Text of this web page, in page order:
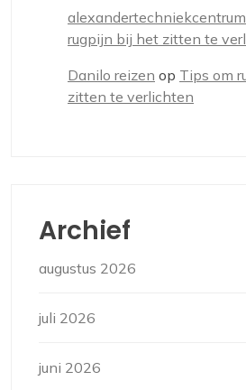
rugpijn bij het zitten te
Danilo reizen op Tips om
zitten te verlichten
Archief
augustus 2026
juli 2026
juni 2026